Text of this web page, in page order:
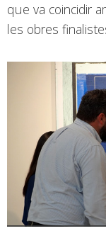
que va coincidir
les obres